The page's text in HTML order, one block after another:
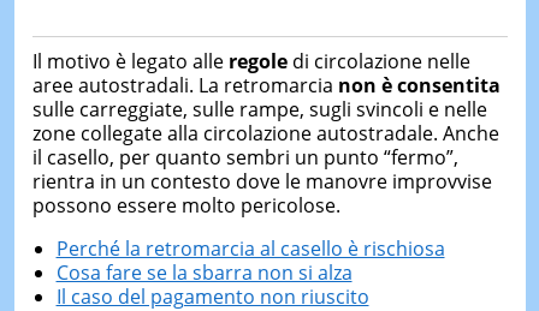
Il motivo è legato alle regoledi circolazione nelle
aree autostradali. La retromarcia non è consentita
sulle carreggiate, sulle rampe, sugli svincoli e nelle
zone collegate alla circolazione autostradale. Anche
il casello, per quanto sembri un punto “fermo”,
rientra in un contesto dove le manovre improvvise
possono essere molto pericolose.
Perché la retromarcia al casello è rischiosa
Cosa fare se la sbarra non si alza
Il caso del pagamento non riuscito